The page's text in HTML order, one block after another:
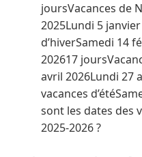
joursVacances de
2025Lundi 5
d’hiverSamedi 14
202617
avril 2026Lundi 27
vacances
sont les dates des
2025-2026 ?